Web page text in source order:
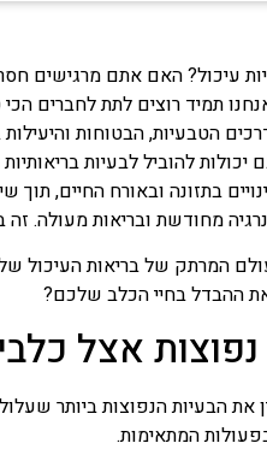
עיכול? האם אתם מרגישים
תמיד רוצים לתת לחברים
הטבעיות, הבטוחות
להוביל לבעיות
בתזונה ובאורח החיים,
מחודשת ובריאות מעולה. זה
המרתק של בריאות העיכול
ההבדל בחיי הכלב שלכם?
אצל
את הבעיות הנפוצות ביותר
המתאימות.